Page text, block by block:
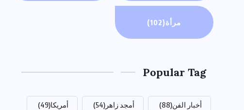
مرأة(102)
Popular Tag
أخبار الفن(88) أمجد زاهر (54) أمريكا(49)